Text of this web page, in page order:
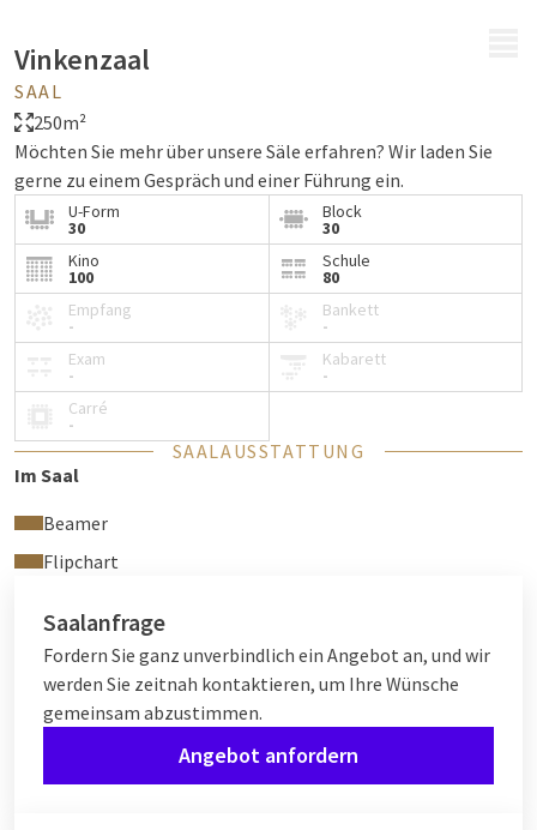
Vinkenzaal
SAAL
250m²
Möchten Sie mehr über unsere Säle erfahren? Wir laden Sie
gerne zu einem Gespräch und einer Führung ein.
U-Form
30
Block
30
Kino
100
Schule
80
Empfang
-
Bankett
-
Exam
-
Kabarett
-
Carré
-
SAALAUSSTATTUNG
Im Saal
Beamer
Flipchart
Saalanfrage
Fordern Sie ganz unverbindlich ein Angebot an, und wir
werden Sie zeitnah kontaktieren, um Ihre Wünsche
gemeinsam abzustimmen.
Angebot anfordern